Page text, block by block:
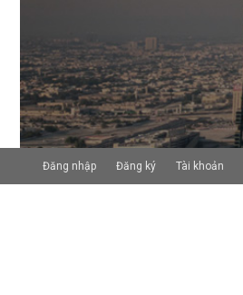
Đăng nhập Đăng ký Tài khoản